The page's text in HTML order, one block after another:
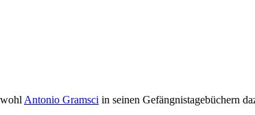
Antonio Gramsci in seinen Gefängnistagebüchern